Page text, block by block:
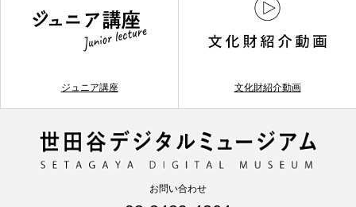
ジュニア講座 文化財紹介動画
お問い合わせ